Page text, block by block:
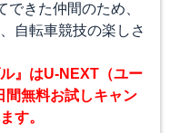
できた仲間のため、
自転車競技の楽しさ
』はU-NEXT（ユー
間無料お試しキャン
す。